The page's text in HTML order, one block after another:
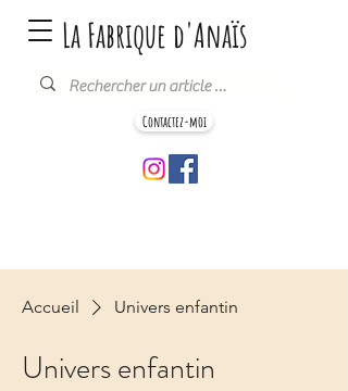
Contactez-moi
La Fabrique d'Anaïs
Accueil Univers enfantin
Univers enfantin